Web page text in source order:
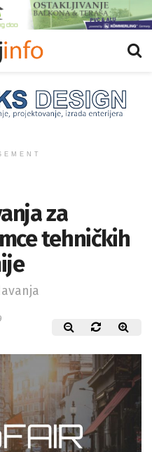
za
tehničkih